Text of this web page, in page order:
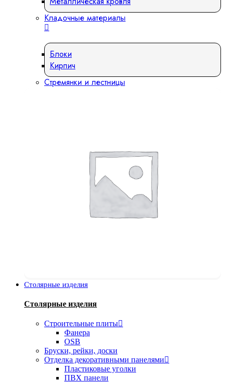
Кладочные материалы
Блоки
Кирпич
Стремянки и лестницы
Столярные изделия
Столярные изделия
Строительные плиты
Фанера
OSB
Бруски, рейки, доски
Отделка декоративными панелями
Пластиковые уголки
ПВХ панели